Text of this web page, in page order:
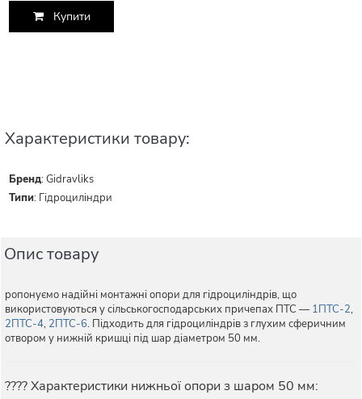
Купити
Характеристики товару:
Бренд:Gidravliks
Типи: Гідроциліндри
Опис товару
ропонуємо надійні монтажні опори для гідроциліндрів, що
використовуються у сільськогосподарських причепах ПТС — 1ПТС-2,
2ПТС-4, 2ПТС-6. Підходить для гідроциліндрів з глухим сферичним
отвором у нижній кришці під шар діаметром 50 мм.
???? Характеристики нижньої опори з шаром 50 мм: